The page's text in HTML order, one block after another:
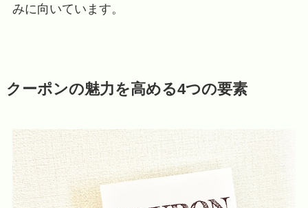
みに向いています。
クーポンの魅力を高める4つの要素